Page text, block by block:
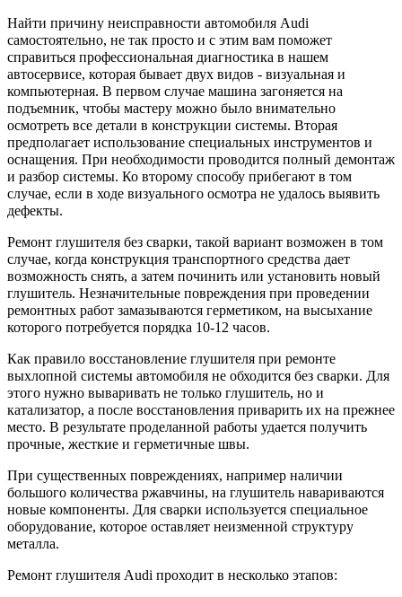
Найти причину неисправности автомобиля Audi
самостоятельно, не так просто и с этим вам поможет
справиться профессиональная диагностика в нашем
автосервисе, которая бывает двух видов - визуальная и
компьютерная. В первом случае машина загоняется на
подъемник, чтобы мастеру можно было внимательно
осмотреть все детали в конструкции системы. Вторая
предполагает использование специальных инструментов и
оснащения. При необходимости проводится полный демонтаж
и разбор системы. Ко второму способу прибегают в том
случае, если в ходе визуального осмотра не удалось выявить
дефекты.
Ремонт глушителя без сварки, такой вариант возможен в том
случае, когда конструкция транспортного средства дает
возможность снять, а затем починить или установить новый
глушитель. Незначительные повреждения при проведении
ремонтных работ замазываются герметиком, на высыхание
которого потребуется порядка 10-12 часов.
Как правило восстановление глушителя при ремонте
выхлопной системы автомобиля не обходится без сварки. Для
этого нужно вываривать не только глушитель, но и
катализатор, а после восстановления приварить их на прежнее
место. В результате проделанной работы удается получить
прочные, жесткие и герметичные швы.
При существенных повреждениях, например наличии
большого количества ржавчины, на глушитель навариваются
новые компоненты. Для сварки используется специальное
оборудование, которое оставляет неизменной структуру
металла.
Ремонт глушителя Audi проходит в несколько этапов: